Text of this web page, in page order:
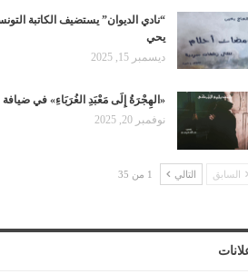
“نادي الديوان” يستضيف الكاتبة
يحي
ديسمبر 15, 2025
«الهِجْرَةُ إِلَى مَعْبَدِ الغُرَبَاءِ» في ضيافة
نوفمبر 20, 2025
السابق التالي 1 من 35